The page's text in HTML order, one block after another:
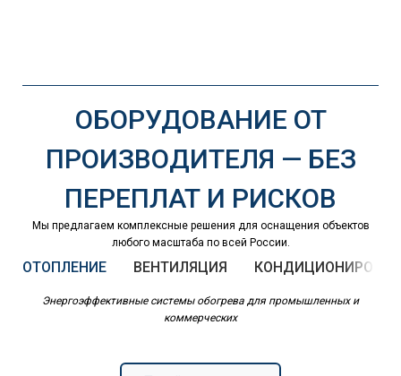
ОБОРУДОВАНИЕ ОТ
ПРОИЗВОДИТЕЛЯ — БЕЗ
ПЕРЕПЛАТ И РИСКОВ
Мы предлагаем комплексные решения для оснащения объектов
любого масштаба по всей России.
ОТОПЛЕНИЕ ВЕНТИЛЯЦИЯ
Энергоэффективные системы обогрева для промышленных и
коммерческих